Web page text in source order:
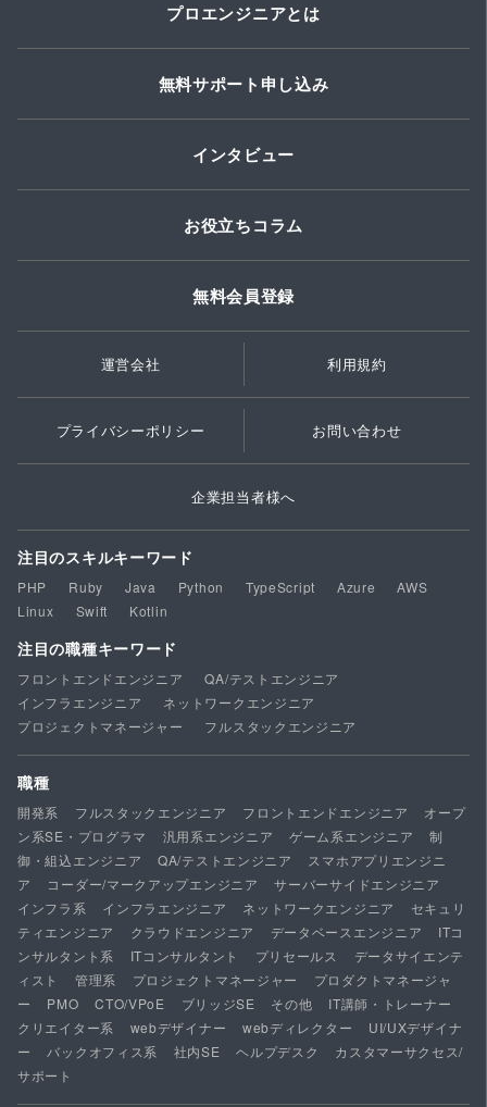
プロエンジニアとは
無料サポート申し込み
インタビュー
お役立ちコラム
無料会員登録
運営会社 利用規約
プライバシーポリシー お問い合わせ
企業担当者様へ
注目のスキルキーワード
PHP Ruby Java Python TypeScript Azure
AWS
Linux
Swift Kotlin
注目の職種キーワード
フロントエンドエンジニア
QA/テストエンジニア
インフラエンジニア
ネットワークエンジニア
プロジェクトマネージャー
フルスタックエンジニア
職種
開発系 フルスタックエンジニア フロントエンドエンジニア
オープ
ン系SE・プログラマ
汎用系エンジニア ゲーム系エンジニア
制
御・組込エンジニア
QA/テストエンジニア
スマホアプリエンジニ
ア
コーダー/マークアップエンジニア
サーバーサイドエンジニア
インフラ系
インフラエンジニア ネットワークエンジニア
セキュリ
ティエンジニア
クラウドエンジニア データベースエンジニア
ITコ
ンサルタント系
ITコンサルタント プリセールス
データサイエンテ
ィスト
管理系 プロジェクトマネージャー
プロダクトマネージャ
ー
PMO CTO/VPoE ブリッジSE その他
IT講師・トレーナー
クリエイター系
webデザイナー webディレクター
UI/UXデザイナ
ー
バックオフィス系 社内SE ヘルプデスク
カスタマーサクセス/
サポート